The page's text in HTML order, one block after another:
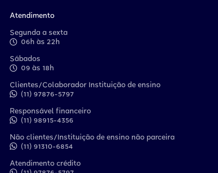
Atendimento
Segunda a sexta
06h às 22h
Sábados
09 às 18h
Clientes/Colaborador Instituição de ensino
(11) 97876-5797
Responsável financeiro
(11) 98915-4356
Não clientes/Instituição de ensino não parceira
(11) 91310-6854
Atendimento crédito